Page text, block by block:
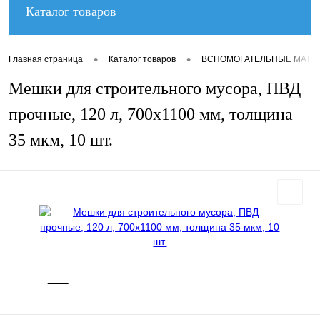
Каталог товаров
Главная страница • Каталог товаров • ВСПОМОГАТЕЛЬНЫЕ
Мешки для строительного мусора, ПВД
прочные, 120 л, 700х1100 мм, толщина
35 мкм, 10 шт.